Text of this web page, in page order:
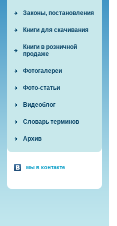
Законы, постановления
Книги для скачивания
Книги в розничной
продаже
Фотогалереи
Фото-статьи
Видеоблог
Словарь терминов
Архив
мы в контакте